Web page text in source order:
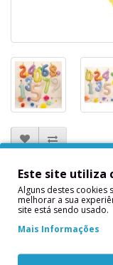
Balão
Modelo: FB411T-0
4,50€
Este site utiliza
Alguns destes cookies
melhorar a sua
site está sendo usado.
Mais Informações